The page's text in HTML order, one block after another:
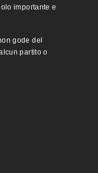
importante e
gode del
partito o